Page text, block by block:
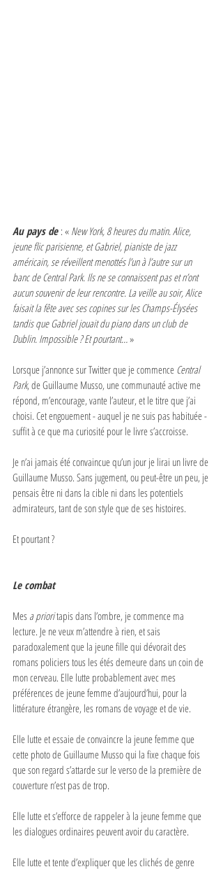
​Au pays de : « New York, 8 heures du matin. Alice,
jeune flic parisienne, et Gabriel, pianiste de jazz
américain, se réveillent menottés l’un à l’autre sur un
banc de Central Park. Ils ne se connaissent pas et n’ont
aucun souvenir de leur rencontre. La veille au soir, Alice
faisait la fête avec ses copines sur les Champs-Élysées
tandis que Gabriel jouait du piano dans un club de
Dublin. Impossible ? Et pourtant… »
Lorsque j’annonce sur Twitter que je commence Central
Park, de Guillaume Musso, une communauté active me
répond, m’encourage, vante l’auteur, et le titre que j’ai
choisi. Cet engouement - auquel je ne suis pas habituée -
suffit à ce que ma curiosité pour le livre s’accroisse.
Je n’ai jamais été convaincue qu’un jour je lirai un livre de
Guillaume Musso. Sans jugement, ou peut-être un peu, je
pensais être ni dans la cible ni dans les potentiels
admirateurs, tant de son style que de ses histoires.
Et pourtant ?
Le combat
Mes a priori tapis dans l’ombre, je commence ma
lecture. Je ne veux m’attendre à rien, et sais
paradoxalement que la jeune fille qui dévorait des
romans policiers tous les étés demeure dans un coin de
mon cerveau. Elle lutte probablement avec mes
préférences de jeune femme d’aujourd’hui, pour la
littérature étrangère, les romans de voyage et de vie.
Elle lutte et essaie de convaincre la jeune femme que
cette photo de Guillaume Musso qui la fixe chaque fois
que son regard s’attarde sur le verso de la première de
couverture n’est pas de trop.
Elle lutte et s’efforce de rappeler à la jeune femme que
les dialogues ordinaires peuvent avoir du caractère.
Elle lutte et tente d’expliquer que les clichés de genre